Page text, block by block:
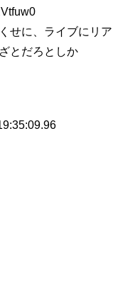
せに、ライブにリア
とだろとしか